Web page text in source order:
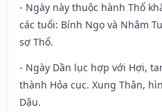
- Ngày này thuộc hành Thổ
các tuổi: Bính Ngọ và Nhâm
sợ Thổ.
- Ngày Dần lục hợp với Hợi,
thành Hỏa cục. Xung Thân,
Dậu.